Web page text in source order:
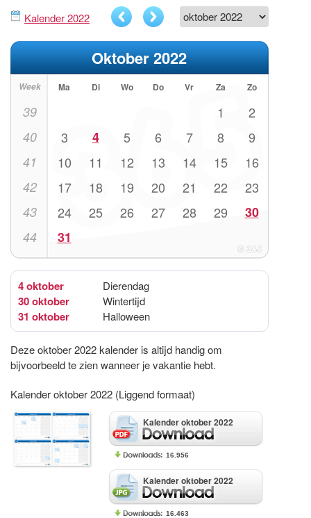
Kalender 2022
Oktober 2022
Week Ma Di Wo Do Vr Za Zo
39 1 2
40 3 4 5 6 7 8 9
41 10 11 12 13 14 15 16
42 17 18 19 20 21 22 23
43 24 25 26 27 28 29 30
44 31
4 oktober Dierendag
30 oktober Wintertijd
31 oktober Halloween
Deze oktober 2022 kalender is altijd handig om
bijvoorbeeld te zien wanneer je vakantie hebt.
Kalender oktober 2022 (Liggend formaat)
Kalender oktober 2022
16.956
Kalender oktober 2022
16.463